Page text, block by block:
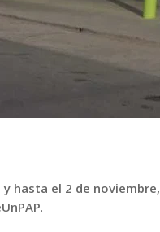
hasta el 2 de noviembre,
.